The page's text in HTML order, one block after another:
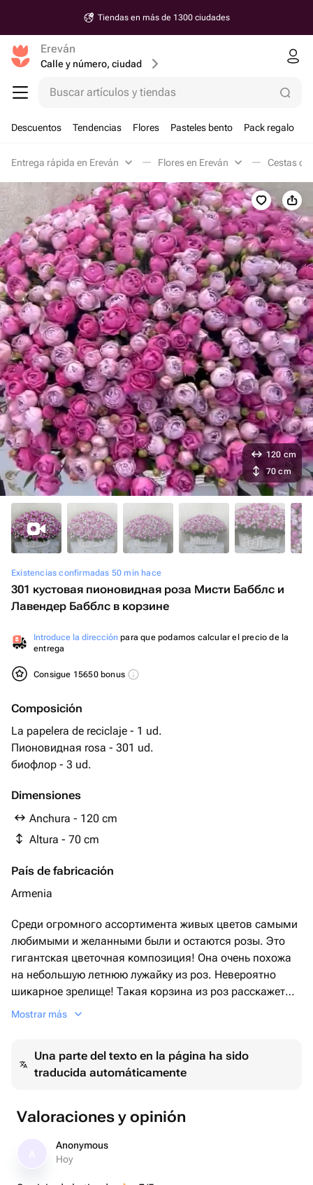
Tiendas en más de 1300 ciudades
Ereván
Calle y número, ciudad
Buscar artículos y tiendas
Descuentos Tendencias Flores Pasteles bento Pack regalo
Entrega rápida en Ereván Flores en Ereván Cestas de
Existencias confirmadas 50 min hace
301 кустовая пионовидная роза Мисти Бабблс и
Лавендер Бабблс в корзине
Introduce la dirección para que podamos calcular el precio de la
entrega
Consigue 15650 bonus
Composición
La papelera de reciclaje - 1 ud.
Пионовидная rosa - 301 ud.
биофлор - 3 ud.
Dimensiones
Anchura - 120 cm
Altura - 70 cm
País de fabricación
Armenia
120 cm
70 cm
Среди огромного ассортимента живых цветов самыми
любимыми и желанными были и остаются розы. Это
гигантская цветочная композиция! Она очень похожа
на небольшую летнюю лужайку из роз. Невероятно
шикарное зрелище! Такая корзина из роз расскажет
возлюбленной о вашей огромной любви. Большинство
хранить и вручать. Кроме того, цветы в такой
композиции простоят долго, так как их стебли
пропитана особым раствором, который позволяет
сохранить букет свежим в течение длительного
времени. Если хотите сделать приятно девушке, маме,
поздравить с днем рождения, заказать цветы будет
Mostrar más
Una parte del texto en la página ha sido
traducida automáticamente
Valoraciones y opinión
Anonymous
Hoy